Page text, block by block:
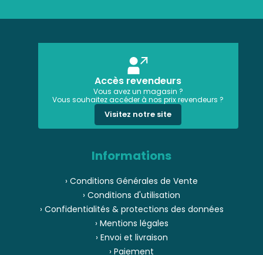
Accès revendeurs
Vous avez un magasin ?
Vous souhaitez accéder à nos prix revendeurs ?
Visitez notre site
Informations
› Conditions Générales de Vente
› Conditions d'utilisation
› Confidentialités & protections des données
› Mentions légales
› Envoi et livraison
› Paiement